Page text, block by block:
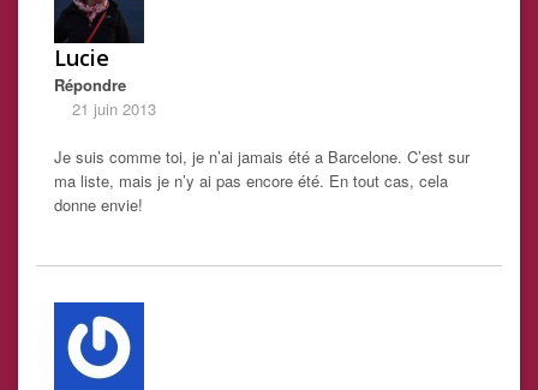
Lucie
Répondre
21 juin 2013
Je suis comme toi, je n’ai jamais été a Barcelone. C’est sur
ma liste, mais je n’y ai pas encore été. En tout cas, cela
donne envie!